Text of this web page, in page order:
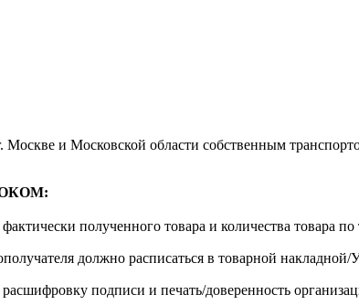
Москве и Московской области собственным
полученного товара и количества товара
должно расписаться в товарной
подписи и печать/доверенность